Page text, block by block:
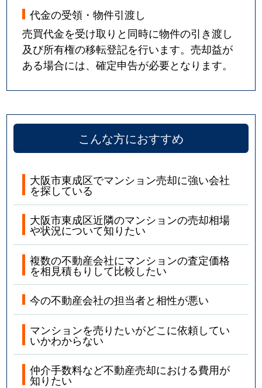
代金の受領・物件引渡し
売買代金を受け取りと同時に物件の引き渡し
及び所有権の移転登記を行います。売却益が
ある場合には、確定申告が必要となります。
こんな方におすすめ
大阪市東成区でマンション売却に強い会社
を探している
大阪市東成区近隣のマンションの売却相場
や状況について知りたい
複数の不動産会社にマンションの査定価格
を相見積もりして比較したい
今の不動産会社の担当者と相性が悪い
マンションを売りたいがどこに依頼してい
いかわからない
仲介手数料など不動産売却における費用が
知りたい